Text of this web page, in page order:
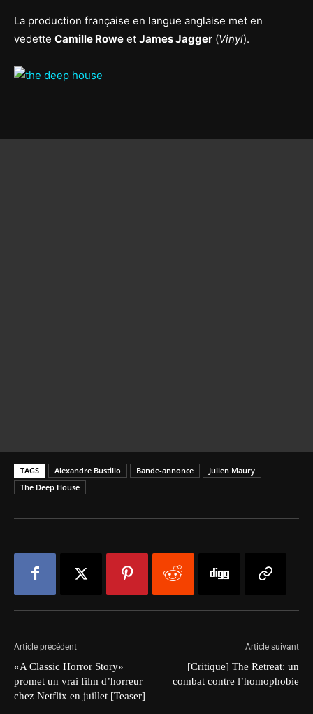
La production française en langue anglaise met en
vedette Camille Rowe et James Jagger (Vinyl).
TAGS Alexandre Bustillo Bande-annonce
Julien Maury
The Deep House
Article précédent
«A Classic Horror Story»
promet un vrai film d’horreur
chez Netflix en juillet [Teaser]
Article suivant
[Critique] The Retreat: un
combat contre l’homophobie